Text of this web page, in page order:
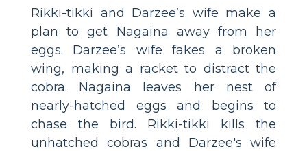
Rikki-tikki and Darzee’s wife make a
plan to get Nagaina away from her
eggs. Darzee’s wife fakes a broken
wing, making a racket to distract the
cobra. Nagaina leaves her nest of
nearly-hatched eggs and begins to
chase the bird. Rikki-tikki kills the
unhatched cobras and Darzee's wife